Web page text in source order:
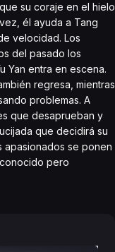
su coraje en el hielo
él ayuda a Tang
velocidad. Los
del pasado los
Yan entra en escena.
regresa, mientras
problemas. A
que desaprueban y
que decidirá su
apasionados se ponen
pero